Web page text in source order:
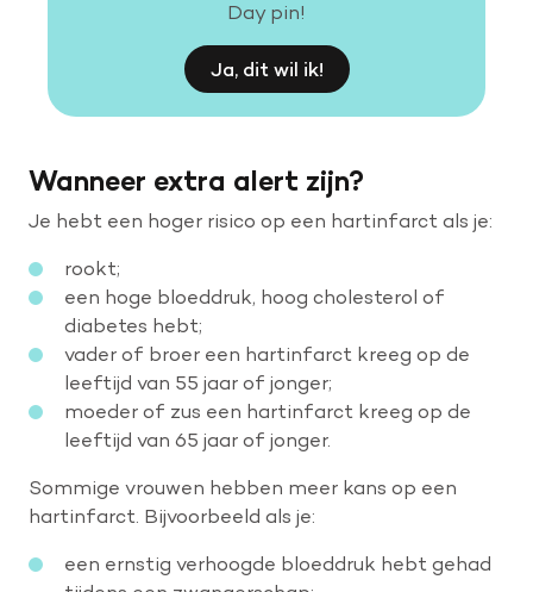
Day pin!
Ja, dit wil ik!
Wanneer extra alert zijn?
Je hebt een hoger risico op een hartinfarct als je:
rookt;
een hoge bloeddruk, hoog cholesterol of
diabetes hebt;
vader of broer een hartinfarct kreeg op de
leeftijd van 55 jaar of jonger;
moeder of zus een hartinfarct kreeg op de
leeftijd van 65 jaar of jonger.
Sommige vrouwen hebben meer kans op een
hartinfarct. Bijvoorbeeld als je:
een ernstig verhoogde bloeddruk hebt gehad